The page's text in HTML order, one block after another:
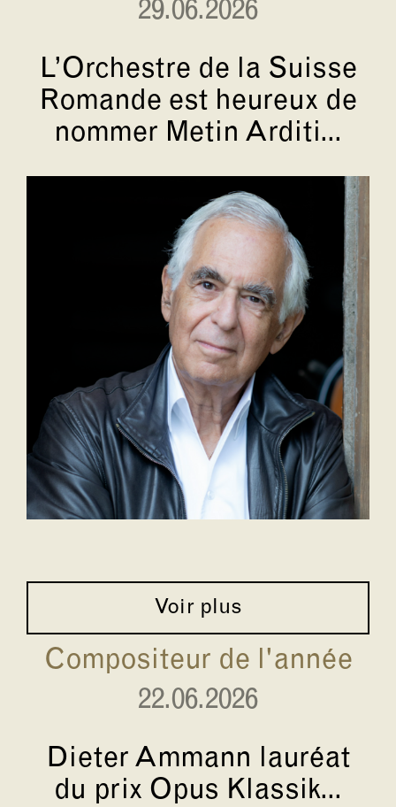
29.06.2026
L’Orchestre de la Suisse
Romande est heureux de
nommer Metin Arditi...
Voir plus
Compositeur de l'année
22.06.2026
Dieter Ammann lauréat
du prix Opus Klassik...